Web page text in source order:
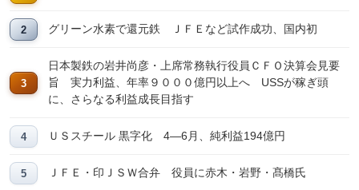
グリーン水素で還元鉄 ＪＦＥなど試作成功、国内初
日本製鉄の岩井尚彦・上席常務執行役員ＣＦＯ決算会見要
旨 実力利益、年率９０００億円以上へ USSが稼ぎ頭
に、さらなる利益成長目指す
ＵＳスチール 黒字化 4―6月、純利益194億円
ＪＦＥ・印ＪＳＷ合弁 役員に赤木・岩野・髙橋氏